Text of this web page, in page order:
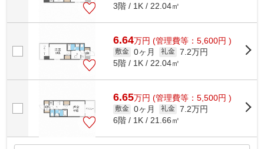
3階 / 1K / 22.04㎡
6.64万円 (管理費等：5,600円 )
敷金 0ヶ月 礼金 7.2万円
5階 / 1K / 22.04㎡
6.65万円 (管理費等：5,500円 )
敷金 0ヶ月 礼金 7.2万円
6階 / 1K / 21.66㎡